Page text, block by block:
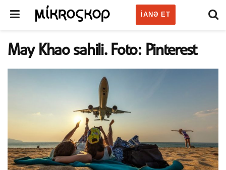
IANƏ ET
May Khao sahili. Foto: Pinterest